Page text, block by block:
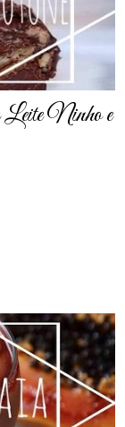
Leite Ninho e